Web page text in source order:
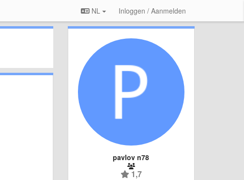
NL Inloggen / Aanmelden
pavlov n78
1,7